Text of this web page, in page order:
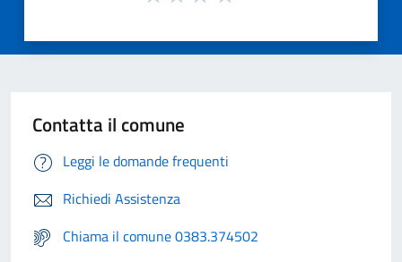
Contatta il comune
Leggi le domande frequenti
Richiedi Assistenza
Chiama il comune 0383.374502